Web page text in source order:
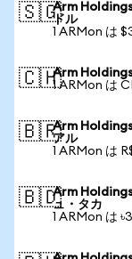
🇸🇬Arm
ドル
1 ARMon は
🇨🇭Arm
1 ARMon は
🇧🇷Arm
アル
1 ARMon は
🇧🇩Arm
ュ・タカ
1 ARMon は